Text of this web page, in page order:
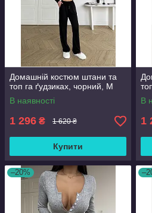
Домашній костюм штани та
топ га ґудзиках, чорний, М
В наявності
1 296 ₴ 1 620 ₴
Купити
В
1
–20%